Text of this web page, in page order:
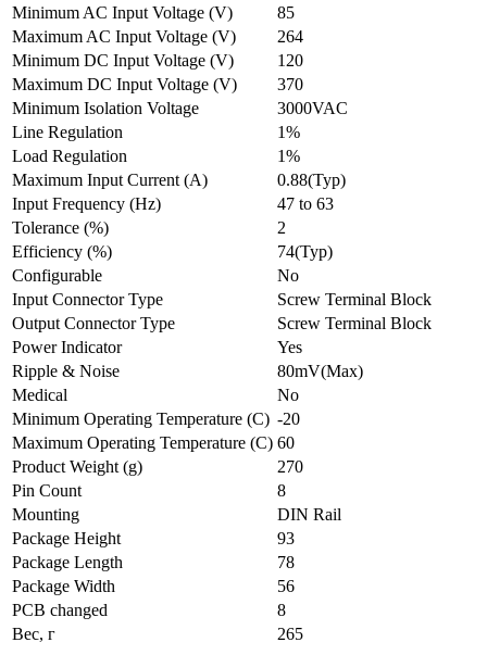
Minimum AC Input Voltage (V)
85
Maximum AC Input Voltage (V)
264
Minimum DC Input Voltage (V)
120
Maximum DC Input Voltage (V)
370
Minimum Isolation Voltage
3000VAC
Line Regulation
1%
Load Regulation
1%
Maximum Input Current (A)
0.88(Typ)
Input Frequency (Hz)
47 to 63
Tolerance (%)
2
Efficiency (%)
74(Typ)
Configurable
No
Input Connector Type
Screw Terminal Block
Output Connector Type
Screw Terminal Block
Power Indicator
Yes
Ripple & Noise
80mV(Max)
Medical
No
Minimum Operating Temperature (C) -20
Maximum Operating Temperature (C) 60
Product Weight (g)
270
Pin Count
8
Mounting
DIN Rail
Package Height
93
Package Length
78
Package Width
56
PCB changed
8
Вес, г
265